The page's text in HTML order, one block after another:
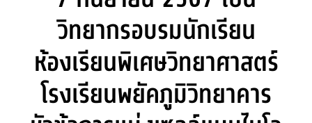
วิทยากรอบรมนักเรียน
ห้องเรียนพิเศษวิทยาศาสตร์
โรงเรียนพยัคภูมิวิทยาคาร